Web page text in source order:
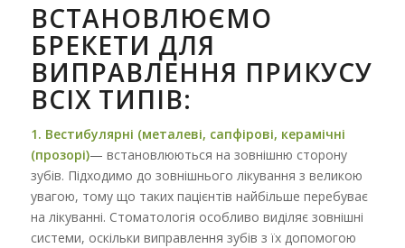
ВСТАНОВЛЮЄМО
БРЕКЕТИ ДЛЯ
ВИПРАВЛЕННЯ ПРИКУСУ
ВСІХ ТИПІВ:
1. Вестибулярні (металеві, сапфірові, керамічні
(прозорі)— встановлюються на зовнішню сторону
зубів. Підходимо до зовнішнього лікування з великою
увагою, тому що таких пацієнтів найбільше перебуває
на лікуванні. Стоматологія особливо виділяє зовнішні
системи, оскільки виправлення зубів з їх допомогою